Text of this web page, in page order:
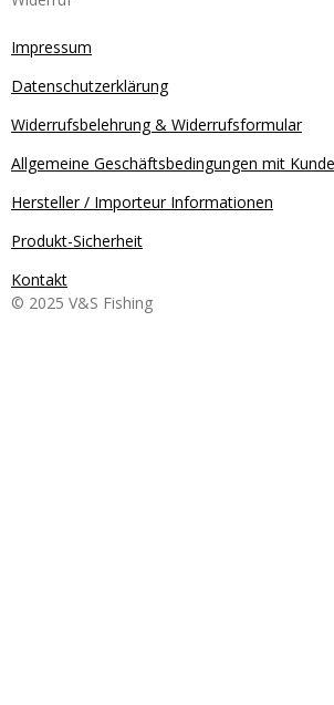
Impressum
Datenschutzerklärung
Widerrufsbelehrung & Widerrufsformular
Allgemeine Geschäftsbedingungen mit
Hersteller / Importeur Informationen
Produkt-Sicherheit
Kontakt
© 2025 V&S Fishing